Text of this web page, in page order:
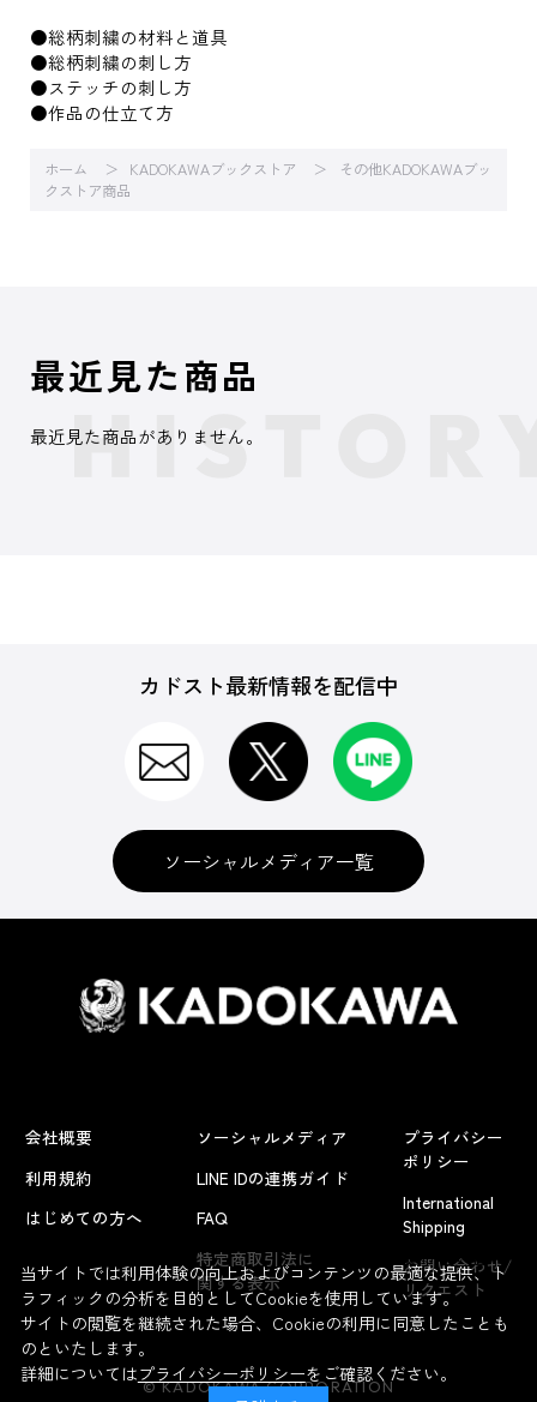
●総柄刺繍の材料と道具
●総柄刺繍の刺し方
●ステッチの刺し方
●作品の仕立て方
ホーム KADOKAWAブックストア
その他KADOKAWAブッ
クストア商品
よくあるお問い合わせ
最近見た商品
最近見た商品がありません。
カドスト最新情報を配信中
ソーシャルメディア一覧
会社概要
利用規約
はじめての方へ
ソーシャルメディア
LINE IDの連携ガイド
FAQ
特定商取引法に
関する表示
プライバシー
ポリシー
International
Shipping
お問い合わせ/
リクエスト
© KADOKAWA CORPORATION
当サイトでは利用体験の向上およびコンテンツの最適な提供、ト
ラフィックの分析を目的としてCookieを使用しています。
サイトの閲覧を継続された場合、Cookieの利用に同意したことも
のといたします。
詳細についてはプライバシーポリシーをご確認ください。